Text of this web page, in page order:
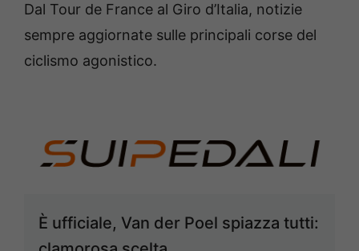
Dal Tour de France al Giro d’Italia, notizie
sempre aggiornate sulle principali corse del
ciclismo agonistico.
È ufficiale, Van der Poel spiazza tutti: